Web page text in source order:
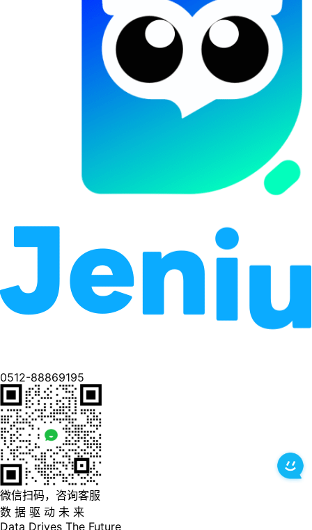
0512-88869195
微信扫码，咨询客服
数 据 驱 动 未 来
Data Drives The Future